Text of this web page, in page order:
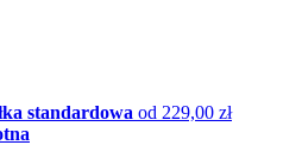
standardowa od 229,00 zł